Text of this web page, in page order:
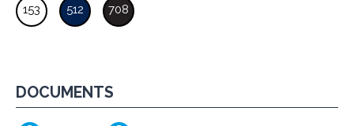
153 512 708
DOCUMENTS